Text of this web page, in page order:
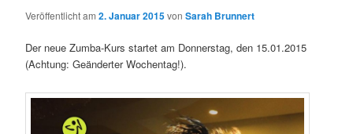
Veröffentlicht am2. Januar 2015vonSarah Brunnert
Der neue Zumba-Kurs startet am Donnerstag, den 15.01.2015
(Achtung: Geänderter Wochentag!).